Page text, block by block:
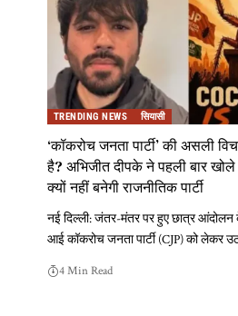
TRENDING NEWS सियासी
‘कॉकरोच जनता पार्टी’ की असली
है? अभिजीत दीपके ने पहली बार खोले
क्यों नहीं बनेगी राजनीतिक पार्टी
नई दिल्ली: जंतर-मंतर पर हुए छात्र आंदोलन
आई कॉकरोच जनता पार्टी (CJP) को लेकर
4 Min Read